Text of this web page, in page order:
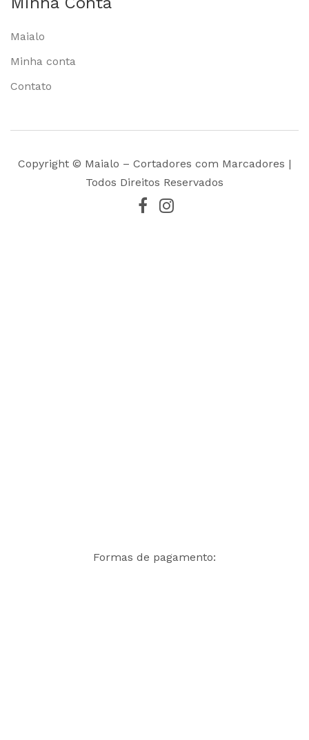
Maialo
Minha conta
Contato
Copyright © Maialo – Cortadores com Marcadores |
Todos Direitos Reservados
Formas de pagamento: